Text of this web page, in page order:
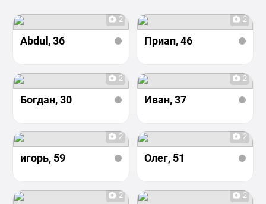
2
Abdul , 36
2
Приап, 46
2
Богдан, 30
2
Иван, 37
2
игорь, 59
2
Олег, 51
2 2